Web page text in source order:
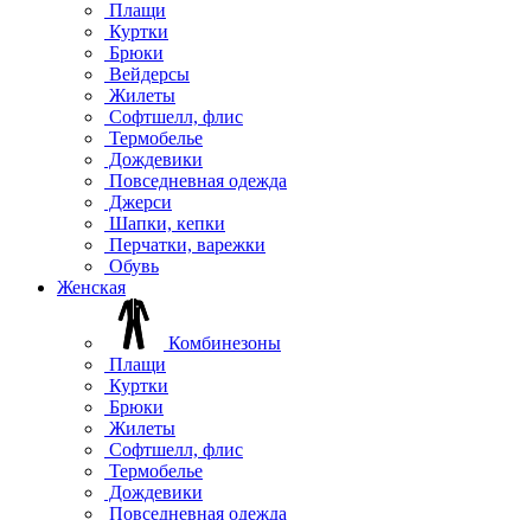
Плащи
Куртки
Брюки
Вейдерсы
Жилеты
Софтшелл, флис
Термобелье
Дождевики
Повседневная одежда
Джерси
Шапки, кепки
Перчатки, варежки
Обувь
Женская
Комбинезоны
Плащи
Куртки
Брюки
Жилеты
Софтшелл, флис
Термобелье
Дождевики
Повседневная одежда